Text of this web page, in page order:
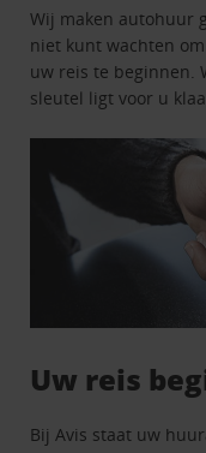
Wij maken autohuur
niet kunt wachten
uw reis te beginnen.
sleutel ligt voor u
Uw reis
Bij Avis staat uw